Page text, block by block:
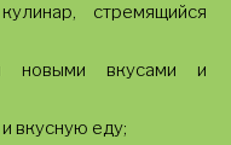
стремящийся
новыми вкусами и
вкусную еду;